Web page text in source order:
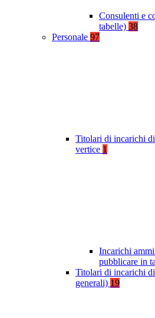
Consulenti e
tabelle) 38
Personale 97
Titolari di incarichi
vertice 1
Incarichi
pubblicare in
Titolari di incarichi
generali) 19